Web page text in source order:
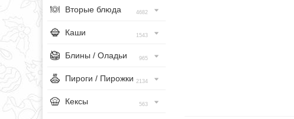
Вторые блюда 4682
Каши 1543
Блины / Оладьи 965
Пироги / Пирожки 2134
Кексы 563